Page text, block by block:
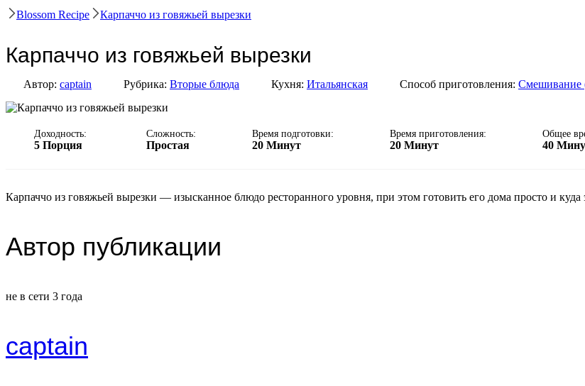
Blossom Recipe Карпаччо из говяжьей вырезки
Карпаччо из говяжьей вырезки
Автор: captain Рубрика: Вторые блюда Кухня: Итальянская Способ приготовления: Смешивание
Доходность:
5 Порция
Сложность:
Простая
Время подготовки:
20 Минут
Время приготовления:
20 Минут
Общее
40
Карпаччо из говяжьей вырезки — изысканное блюдо ресторанного уровня, при этом готовить его дома просто и
Автор публикации
не в сети 3 года
captain